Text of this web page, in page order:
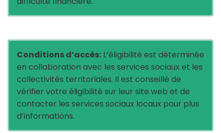
Conditions d’accès: L’éligibilité est déterminée
en collaboration avec les services sociaux et les
collectivités territoriales. Il est conseillé de
vérifier votre éligibilité sur leur site web et de
contacter les services sociaux locaux pour plus
d’informations.